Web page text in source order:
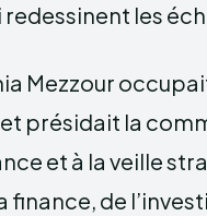
les
Mezzour
et présidait la
et à la veille
finance, de